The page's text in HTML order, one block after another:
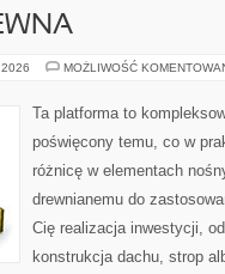
MOŻLIWOŚĆ
Ta platforma to
poświęcony temu, co w
różnicę w elementach
drewnianemu do
Cię realizacja inwestycji,
konstrukcja dachu, strop